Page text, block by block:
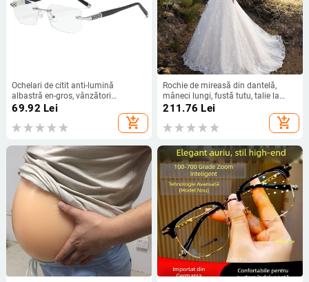
Ochelari de citit anti-lumină
albastră en-gros, vânzători
ambulanți, placați cu aur, zoom
inteligent, ochelari de citit pentru
bărbați și femei
69.92 Lei
add_shopping_cart
Rochie de mireasă din dantelă,
mâneci lungi, fustă tutu, talie la
mijloc, rochie lungă
211.76 Lei
add_shopping_cart